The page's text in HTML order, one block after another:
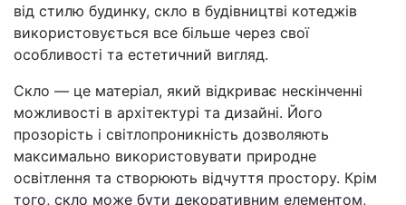
від стилю будинку, скло в будівництві котеджів
використовується все більше через свої
особливості та естетичний вигляд.
Скло — це матеріал, який відкриває нескінченні
можливості в архітектурі та дизайні. Його
прозорість і світлопроникність дозволяють
максимально використовувати природне
освітлення та створюють відчуття простору. Крім
того, скло може бути декоративним елементом,